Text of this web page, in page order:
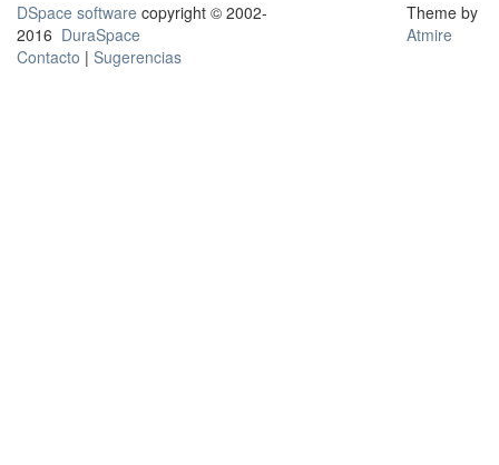
DSpace software copyright © 2002-
2016 DuraSpace
Contacto | Sugerencias
Theme by
Atmire